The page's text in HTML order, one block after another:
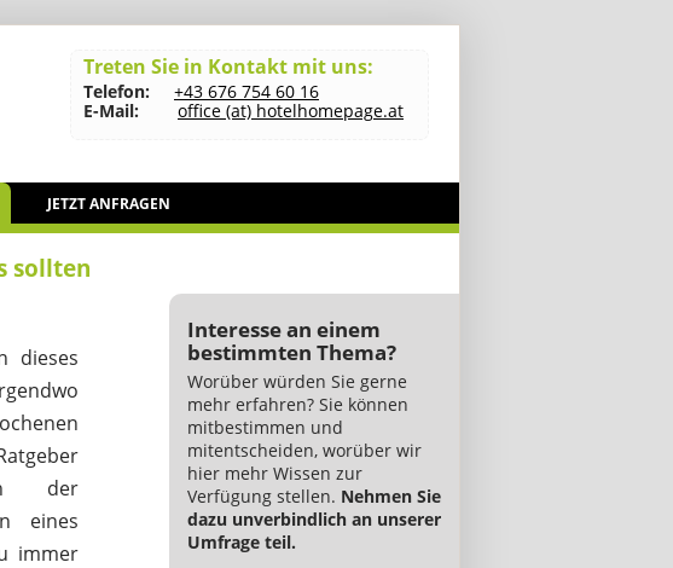
Treten Sie in Kontakt mit uns:
Telefon:
+43 676 754 60 16
E-Mail:
office (at) hotelhomepage.at
JETZT ANFRAGEN
sollten
dieses
der
eines
immer
Interesse an einem
bestimmten Thema?
Worüber würden Sie gerne
mehr erfahren? Sie können
mitbestimmen und
mitentscheiden, worüber wir
hier mehr Wissen zur
Verfügung stellen. Nehmen Sie
dazu unverbindlich an unserer
Umfrage teil.